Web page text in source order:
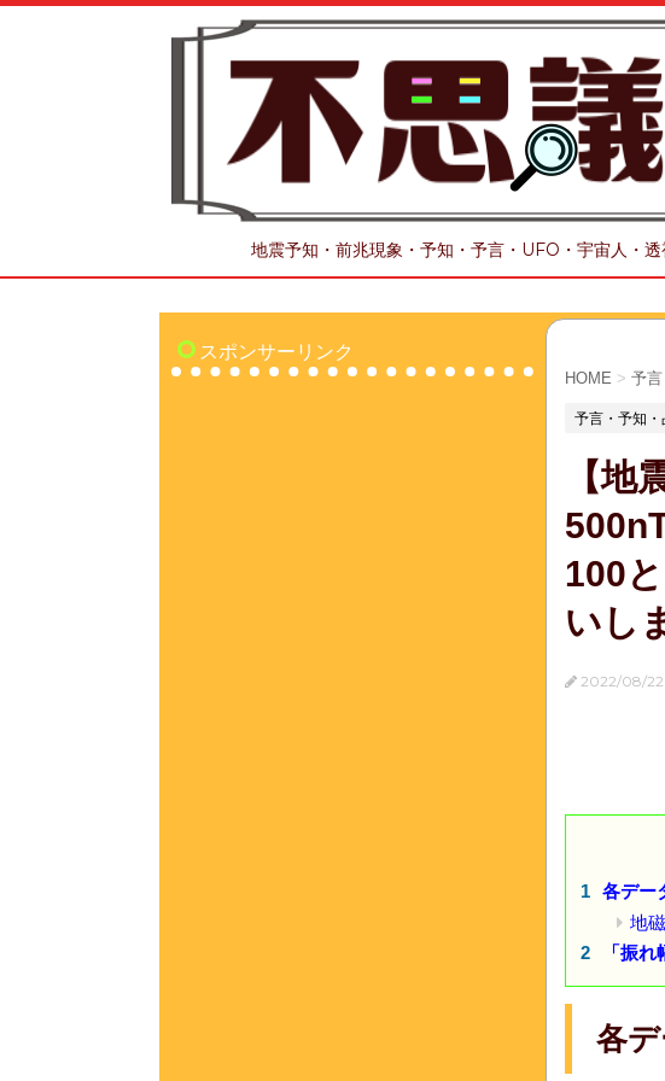
地震予知・前兆現象・予知・予言・UFO・宇宙人・
HOME > 予
予言・予知・
【地
100
いし
2022/08/22
各デー
地
「振
各
スポンサーリンク